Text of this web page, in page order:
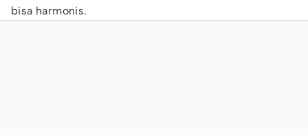
bisa harmonis.